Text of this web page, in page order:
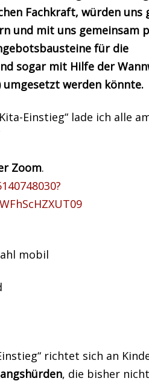
Fachkraft, würden uns
und mit uns gemeinsam
für die
sogar mit Hilfe der
werden könnte.
Einstieg“ lade ich alle
Zoom.
mobil
richtet sich an
, die bisher